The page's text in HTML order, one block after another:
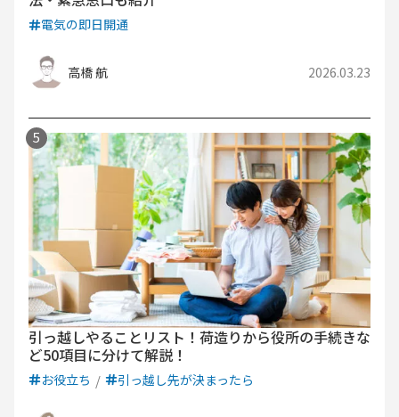
電気の即日開通
高橋 航 2026.03.23
引っ越しやることリスト！荷造りから役所の手続きな
ど50項目に分けて解説！
お役立ち 引っ越し先が決まったら